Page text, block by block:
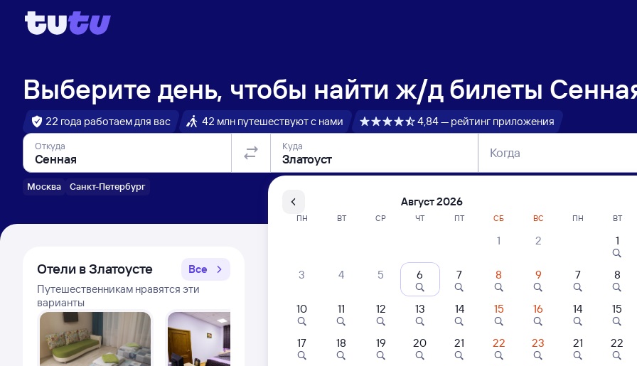
Выберите день, чтобы найти ж/д билеты
22 года работаем для вас 42 млн путешествуют с нами 4,84 — рейтинг приложения
Откуда
Москва Санкт-Петербург
Куда Когда
Отели в Златоусте
Все
Путешественникам нравятся эти
варианты
Расписание поездов Сенная — Златоуст
Август 2026
ПН ВТ СР ЧТ ПТ СБ ВС
1 2
3 4 5 6 7 8 9
10 11 12 13 14 15 16
17 18 19 20 21 22 23
ПН ВТ
1
7 8
14 15
21 22